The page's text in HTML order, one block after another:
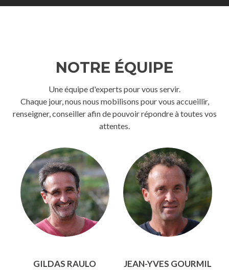
NOTRE ÉQUIPE
Une équipe d'experts pour vous servir.
Chaque jour, nous nous mobilisons pour vous accueillir,
renseigner, conseiller afin de pouvoir répondre à toutes vos
attentes.
GILDAS RAULO JEAN-YVES GOURMIL